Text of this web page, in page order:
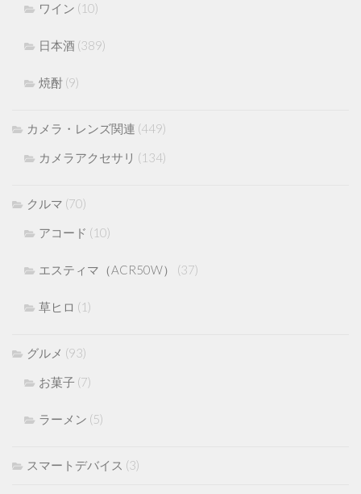
ワイン (10)
日本酒 (389)
焼酎 (9)
カメラ・レンズ関連 (449)
カメラアクセサリ (134)
クルマ (70)
アコード (10)
エスティマ（ACR50W） (37)
草ヒロ (1)
グルメ (93)
お菓子 (7)
ラーメン (5)
スマートデバイス (3)